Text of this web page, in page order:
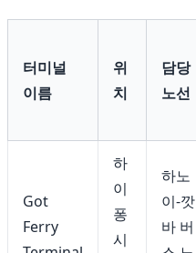
터미널
이름
위
치
담당
노선
Got
Ferry
하
이
퐁
시
하노
이-깟
바 버